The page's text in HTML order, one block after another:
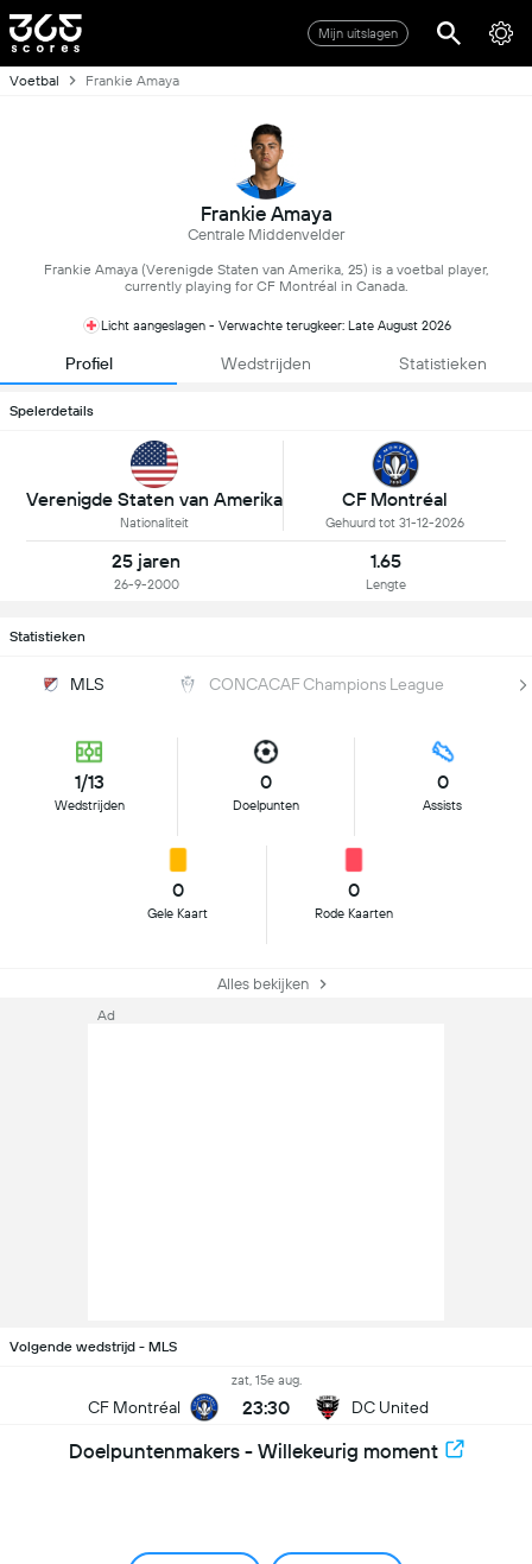
Mijn uitslagen
Voetbal Frankie Amaya
Frankie Amaya
Centrale Middenvelder
Frankie Amaya (Verenigde Staten van Amerika, 25) is a voetbal player,
currently playing for CF Montréal in Canada.
Licht aangeslagen - Verwachte terugkeer: Late August 2026
Profiel Wedstrijden Statistieken
Spelerdetails
Verenigde Staten van Amerika
Nationaliteit
CF Montréal
Gehuurd tot 31-12-2026
25 jaren
26-9-2000
1.65
Lengte
Statistieken
MLS CONCACAF Champions League
1/13
Wedstrijden
0
Doelpunten
0
Assists
0
Gele Kaart
0
Rode Kaarten
Alles bekijken
Ad
Volgende wedstrijd - MLS
CF Montréal
zat, 15e aug.
23:30 DC United
Doelpuntenmakers - Willekeurig moment